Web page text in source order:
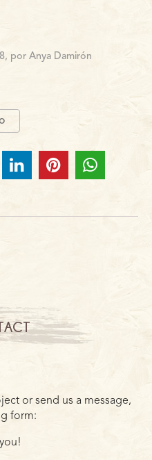
por Anya Damirón
or send us a message,
form: